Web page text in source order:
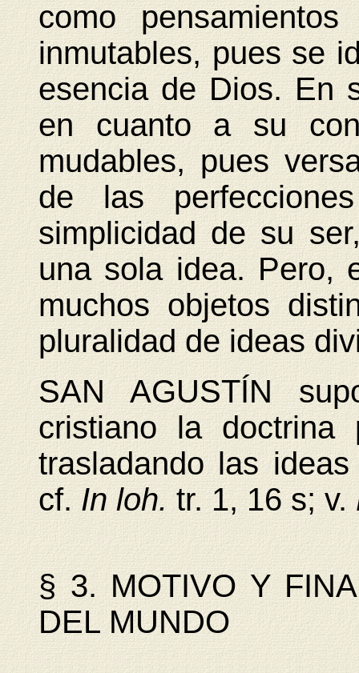
como
inmutables, pues se
esencia de Dios. En
en cuanto a su
mudables, pues
de las
simplicidad de su
una sola idea. Pero,
muchos objetos
pluralidad de ideas
SAN AGUSTÍN
cristiano la doctrina
trasladando las
cf.In loh.tr. 1, 16 s; v.
§ 3. MOTIVO Y
DEL MUNDO